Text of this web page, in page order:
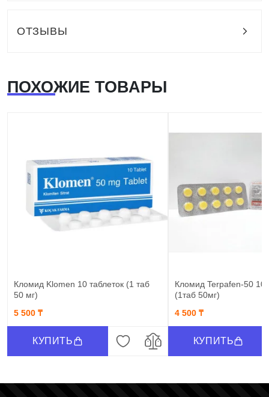
ОТЗЫВЫ
ПОХОЖИЕ ТОВАРЫ
Кломид Klomen 10 таблеток (1 таб
50 мг)
5 500 ₸
КУПИТЬ
Кломид Terpafen-50 10
(1таб 50мг)
4 500 ₸
КУПИТЬ